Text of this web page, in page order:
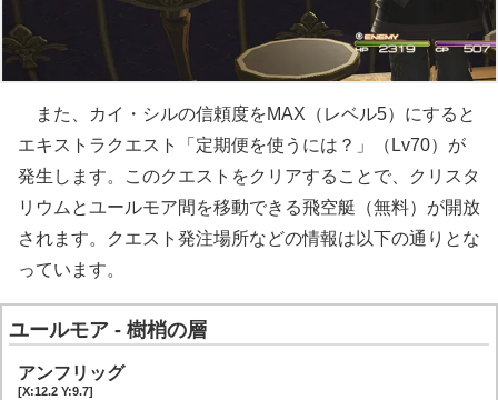
また、カイ・シルの信頼度をMAX（レベル5）にすると
エキストラクエスト「定期便を使うには？」（Lv70）が
発生します。このクエストをクリアすることで、クリスタ
リウムとユールモア間を移動できる飛空艇（無料）が開放
されます。クエスト発注場所などの情報は以下の通りとな
っています。
ユールモア - 樹梢の層
アンフリッグ
[X:12.2 Y:9.7]